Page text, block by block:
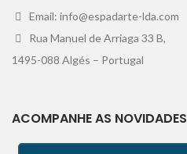
Email: info@espadarte-lda.com
Rua Manuel de Arriaga 33 B,
1495-088 Algés – Portugal
ACOMPANHE AS NOVIDADES